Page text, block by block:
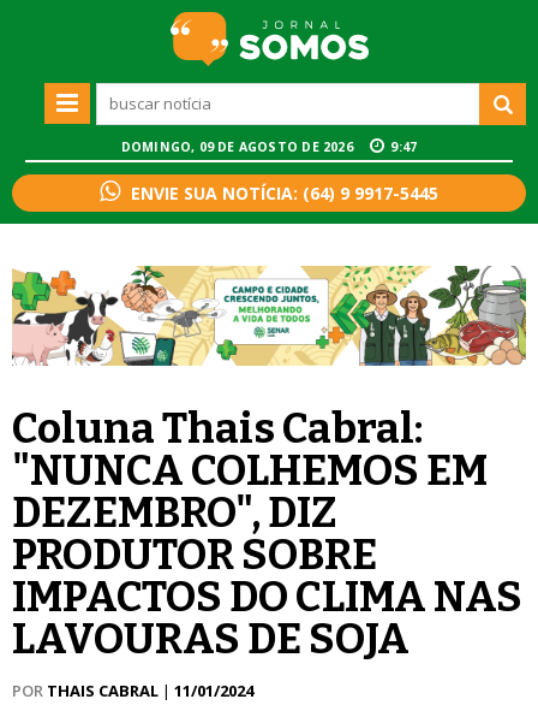
DOMINGO, 09 DE AGOSTO DE 2026 9:47
ENVIE SUA NOTÍCIA: (64) 9 9917-5445
Coluna Thais Cabral:
"NUNCA COLHEMOS EM
DEZEMBRO", DIZ
PRODUTOR SOBRE
IMPACTOS DO CLIMA NAS
LAVOURAS DE SOJA
POR THAIS CABRAL | 11/01/2024